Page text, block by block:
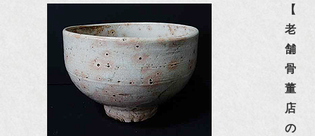
【
老
舗
骨
董
店
の